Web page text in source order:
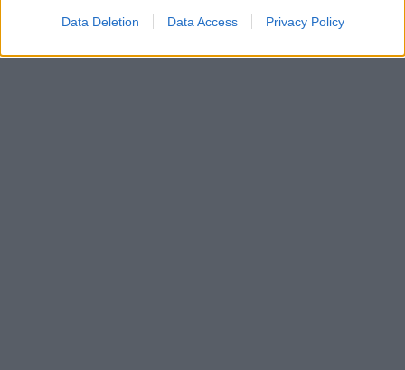
Data Deletion Data Access Privacy Policy